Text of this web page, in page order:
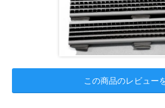
この商品のレビュー